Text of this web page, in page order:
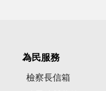
為民服務
檢察長信箱